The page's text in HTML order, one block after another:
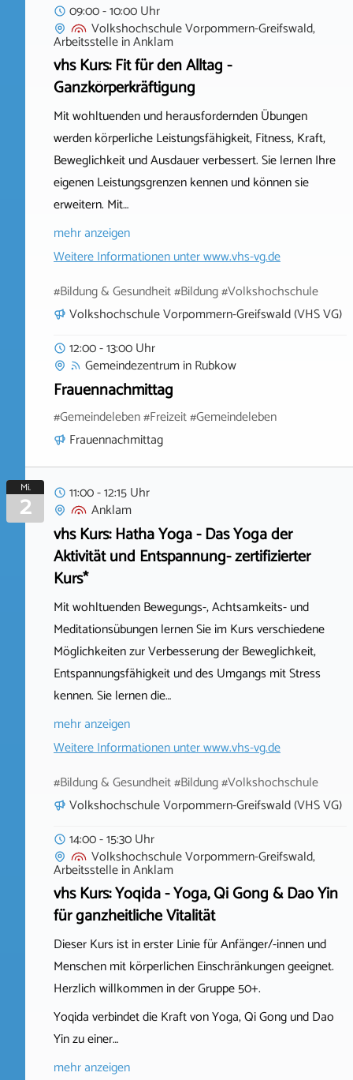
09:00 - 10:00 Uhr
Volkshochschule Vorpommern-Greifswald,
ArbeitsstelleinAnklam
vhs Kurs: Fit für den Alltag -
Ganzkörperkräftigung
Mit wohltuenden und herausfordernden Übungen
werden körperliche Leistungsfähigkeit, Fitness, Kraft,
Beweglichkeit und Ausdauer verbessert. Sie lernen Ihre
eigenen Leistungsgrenzen kennen und können sie
erweitern. Mit…
mehr anzeigen
Weitere Informationen unterwww.vhs-vg.de
#Bildung & Gesundheit #Bildung #Volkshochschule
Volkshochschule Vorpommern-Greifswald (VHS VG)
12:00 - 13:00 Uhr
GemeindezentruminRubkow
Frauennachmittag
#Gemeindeleben #Freizeit #Gemeindeleben
Frauennachmittag
Mi.
2
11:00 - 12:15 Uhr
Anklam
vhs Kurs: Hatha Yoga - Das Yoga der
Aktivität und Entspannung- zertifizierter
Kurs*
Mit wohltuenden Bewegungs-, Achtsamkeits- und
Meditationsübungen lernen Sie im Kurs verschiedene
Möglichkeiten zur Verbesserung der Beweglichkeit,
Entspannungsfähigkeit und des Umgangs mit Stress
kennen. Sie lernen die…
mehr anzeigen
Weitere Informationen unterwww.vhs-vg.de
#Bildung & Gesundheit #Bildung #Volkshochschule
Volkshochschule Vorpommern-Greifswald (VHS VG)
14:00 - 15:30 Uhr
Volkshochschule Vorpommern-Greifswald,
ArbeitsstelleinAnklam
vhs Kurs: Yoqida - Yoga, Qi Gong & Dao Yin
für ganzheitliche Vitalität
Dieser Kurs ist in erster Linie für Anfänger/-innen und
Menschen mit körperlichen Einschränkungen geeignet.
Herzlich willkommen in der Gruppe 50+.
Yoqida verbindet die Kraft von Yoga, Qi Gong und Dao
Yin zu einer…
mehr anzeigen